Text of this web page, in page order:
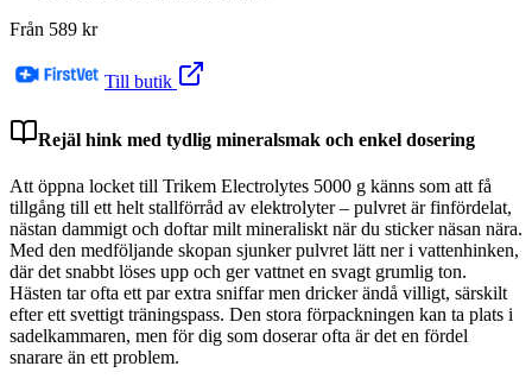
Från 589 kr
Till butik
Rejäl hink med tydlig mineralsmak och enkel dosering
Att öppna locket till Trikem Electrolytes 5000 g känns som att få
tillgång till ett helt stallförråd av elektrolyter – pulvret är finfördelat,
nästan dammigt och doftar milt mineraliskt när du sticker näsan nära.
Med den medföljande skopan sjunker pulvret lätt ner i vattenhinken,
där det snabbt löses upp och ger vattnet en svagt grumlig ton.
Hästen tar ofta ett par extra sniffar men dricker ändå villigt, särskilt
efter ett svettigt träningspass. Den stora förpackningen kan ta plats i
sadelkammaren, men för dig som doserar ofta är det en fördel
snarare än ett problem.